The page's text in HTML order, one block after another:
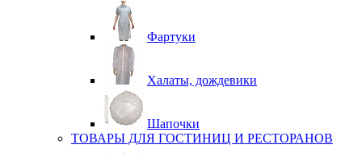
Фартуки
Халаты, дождевики
Шапочки
ТОВАРЫ ДЛЯ ГОСТИНИЦ И РЕСТОРАНОВ